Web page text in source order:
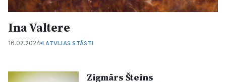
Pasākumi
Ina Valtere
16.02.2024 LATVIJAS STĀSTI
Zigmārs Šteins​